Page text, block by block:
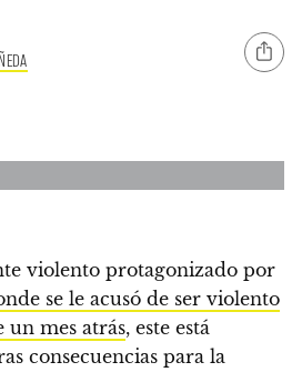
violento protagonizado por
se le acusó de ser violento
un mes atrás, este está
consecuencias para la